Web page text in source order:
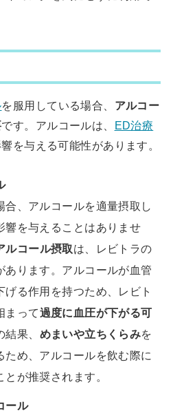
を服用している場合、 アルコー
です。アルコールは、 ED治療
を与える可能性があります。
、アルコールを適量摂取し
響を与えることはありませ
ルコール摂取は、レビトラの
あります。アルコールが血管
げる作用を持つため、レビト
まって過度に血圧が下がる可
果、 めまいや立ちくらみを
ため、アルコールを飲む際に
が推奨されます。
ール